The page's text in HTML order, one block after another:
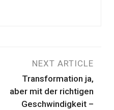
NEXT ARTICLE
Transformation ja,
aber mit der richtigen
Geschwindigkeit –